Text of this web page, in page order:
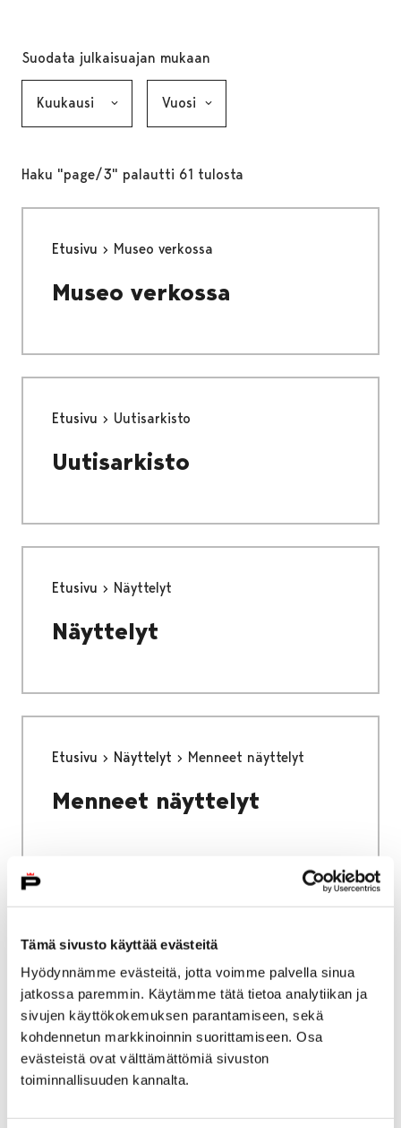
Tämä sivusto käyttää evästeitä
Hyödynnämme evästeitä, jotta voimme palvella sinua
jatkossa paremmin. Käytämme tätä tietoa analytiikan ja
sivujen käyttökokemuksen parantamiseen, sekä
kohdennetun markkinoinnin suorittamiseen. Osa
evästeistä ovat välttämättömiä sivuston
toiminnallisuuden kannalta.
Suodata julkaisuajan mukaan
Haku "page/3" palautti 61 tulosta
Etusivu Museo verkossa
Museo verkossa
Etusivu Uutisarkisto
Uutisarkisto
Etusivu Näyttelyt
Näyttelyt
Etusivu Näyttelyt Menneet näyttelyt
Menneet näyttelyt
Alueellinen vastuumuseo
Luontotalo Arkin aukioloajat ja hinnat